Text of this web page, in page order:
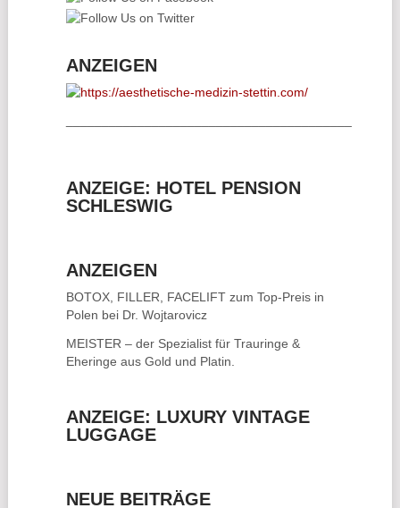
ANZEIGEN
ANZEIGE: HOTEL PENSION
SCHLESWIG
ANZEIGEN
BOTOX, FILLER, FACELIFTzum Top-Preis in
Polen bei Dr. Wojtarovicz
MEISTER – der Spezialist für Trauringe &
Eheringe aus Gold und Platin.
ANZEIGE: LUXURY VINTAGE
LUGGAGE
NEUE BEITRÄGE